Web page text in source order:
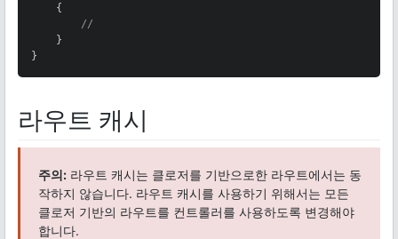
{
//
    }
}
라우트 캐시
주의: 라우트 캐시는 클로저를 기반으로한 라우트에서는 동
작하지 않습니다. 라우트 캐시를 사용하기 위해서는 모든
클로저 기반의 라우트를 컨트롤러를 사용하도록 변경해야
합니다.